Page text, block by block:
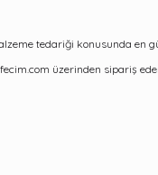
tedariği konusunda en
üzerinden sipariş